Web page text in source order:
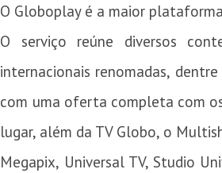
O Globoplay é a maior
O serviço reúne diversos
internacionais renomadas,
com uma oferta completa com
lugar, além da TV Globo, o
Megapix, Universal TV, Studio